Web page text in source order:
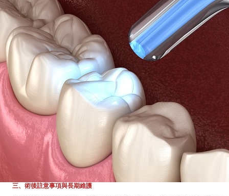
三、術後註意事項與長期維護